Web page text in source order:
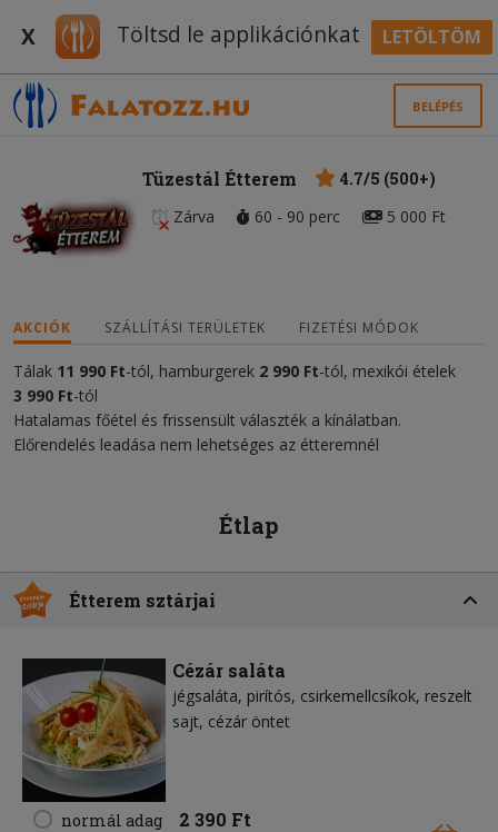
X Töltsd le applikációnkat LETÖLTÖM
BELÉPÉS
Tüzestál Étterem
4.7/5 (500+)
Zárva
60 - 90 perc 5 000 Ft
AKCIÓK SZÁLLÍTÁSI TERÜLETEK FIZETÉSI MÓDOK
Tálak 11 990 Ft-tól, hamburgerek 2 990 Ft-tól, mexikói ételek
3 990 Ft-tól
Hatalamas főétel és frissensült választék a kínálatban.
Előrendelés leadása nem lehetséges az étteremnél
Étlap
Étterem sztárjai
Cézár saláta
jégsaláta pirítós csirkemellcsíkok reszelt
sajt cézár öntet
normál adag 2 390 Ft